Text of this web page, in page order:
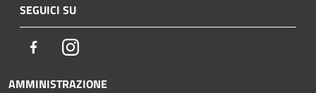
SEGUICI SU
FacebookInstagram
AMMINISTRAZIONE